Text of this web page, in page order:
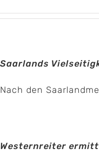
Saarlands
Nach den
Westernreiter